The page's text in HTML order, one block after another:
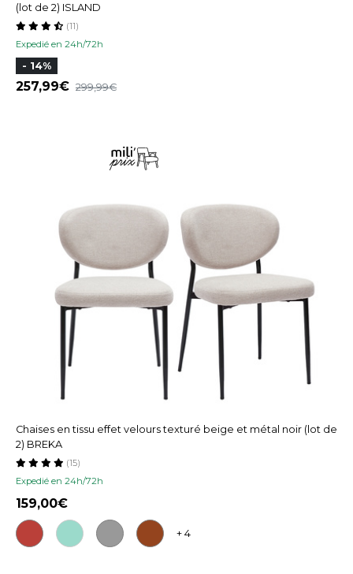
(lot de 2) ISLAND
Expedié en 24h/72h
(11)
- 14%
257,99 299,99
Chaises en tissu effet velours texturé beige et métal noir (lot de
2) BREKA
Expedié en 24h/72h
(15)
159,00
+ 4